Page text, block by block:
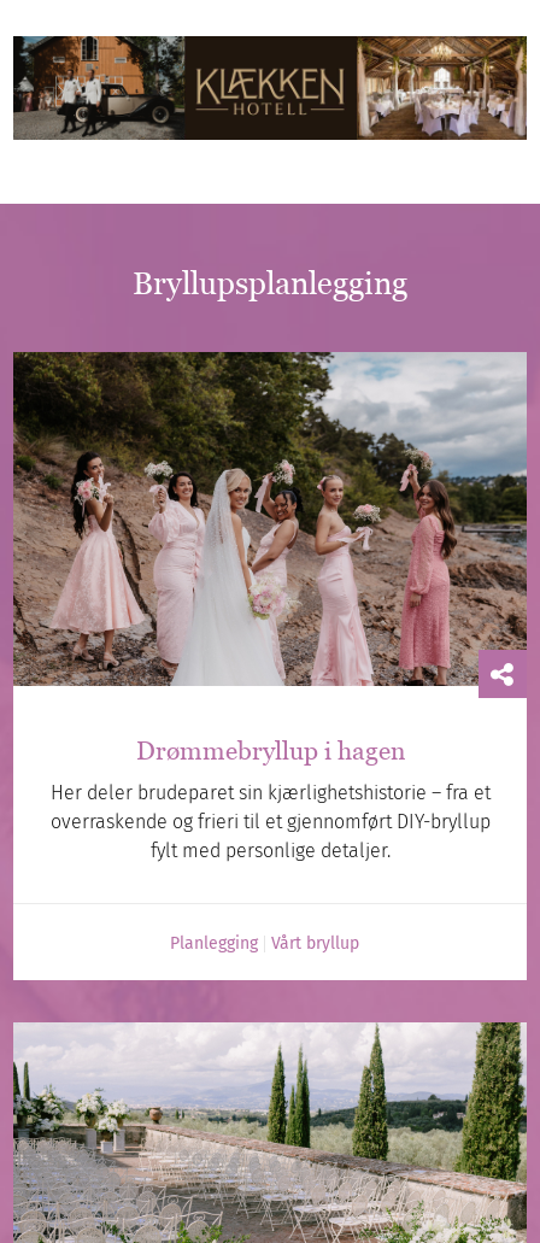
Bryllupsplanlegging
Drømmebryllup i hagen
Her deler brudeparet sin kjærlighetshistorie – fra et
overraskende og frieri til et gjennomført DIY-bryllup
fylt med personlige detaljer.
Planlegging Vårt bryllup